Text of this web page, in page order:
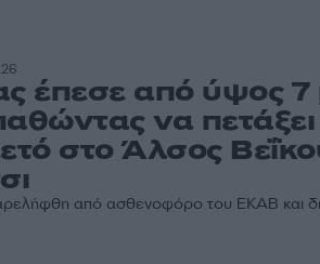
έπεσε από ύψος 7
να πετάξει
στο Άλσος
από ασθενοφόρο του ΕΚΑΒ και